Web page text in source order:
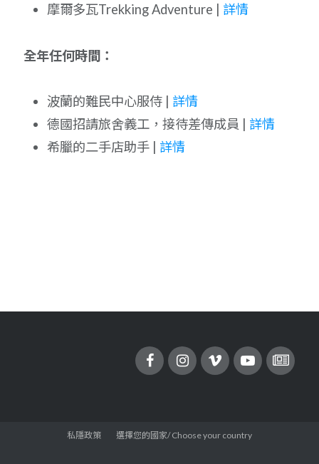
摩爾多瓦Trekking Adventure | 詳情
全年任何時間：
波蘭的難民中心服侍 | 詳情
德國招請旅舍義工，接待差傳成員 | 詳情
希臘的二手店助手 | 詳情
私隱政策 選擇您的國家/ Choose your country